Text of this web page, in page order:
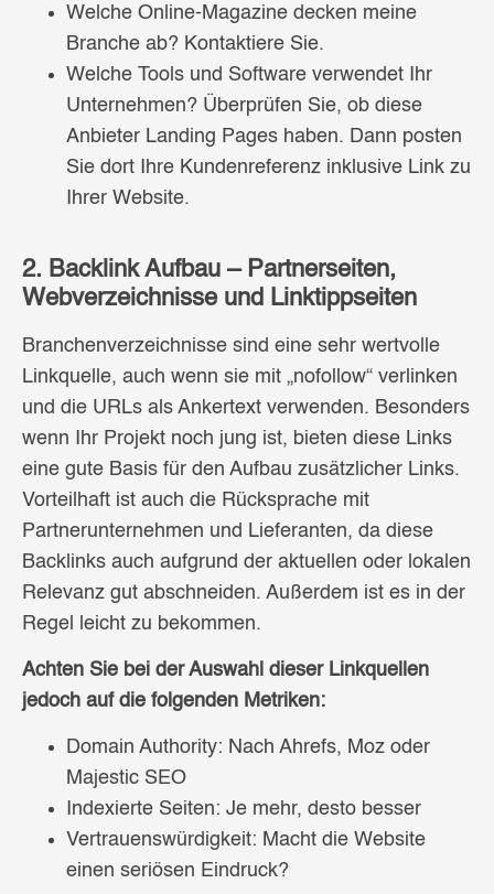
Welche Online-Magazine decken meine
Branche ab? Kontaktiere Sie.
Welche Tools und Software verwendet Ihr
Unternehmen? Überprüfen Sie, ob diese
Anbieter Landing Pages haben. Dann posten
Sie dort Ihre Kundenreferenz inklusive Link zu
Ihrer Website.
2. Backlink Aufbau – Partnerseiten,
Webverzeichnisse und Linktippseiten
Branchenverzeichnisse sind eine sehr wertvolle
Linkquelle, auch wenn sie mit „nofollow“ verlinken
und die URLs als Ankertext verwenden. Besonders
wenn Ihr Projekt noch jung ist, bieten diese Links
eine gute Basis für den Aufbau zusätzlicher Links.
Vorteilhaft ist auch die Rücksprache mit
Partnerunternehmen und Lieferanten, da diese
Backlinks auch aufgrund der aktuellen oder lokalen
Relevanz gut abschneiden. Außerdem ist es in der
Regel leicht zu bekommen.
Achten Sie bei der Auswahl dieser Linkquellen
jedoch auf die folgenden Metriken:
Domain Authority: Nach Ahrefs, Moz oder
Majestic SEO
Indexierte Seiten: Je mehr, desto besser
Vertrauenswürdigkeit: Macht die Website
einen seriösen Eindruck?